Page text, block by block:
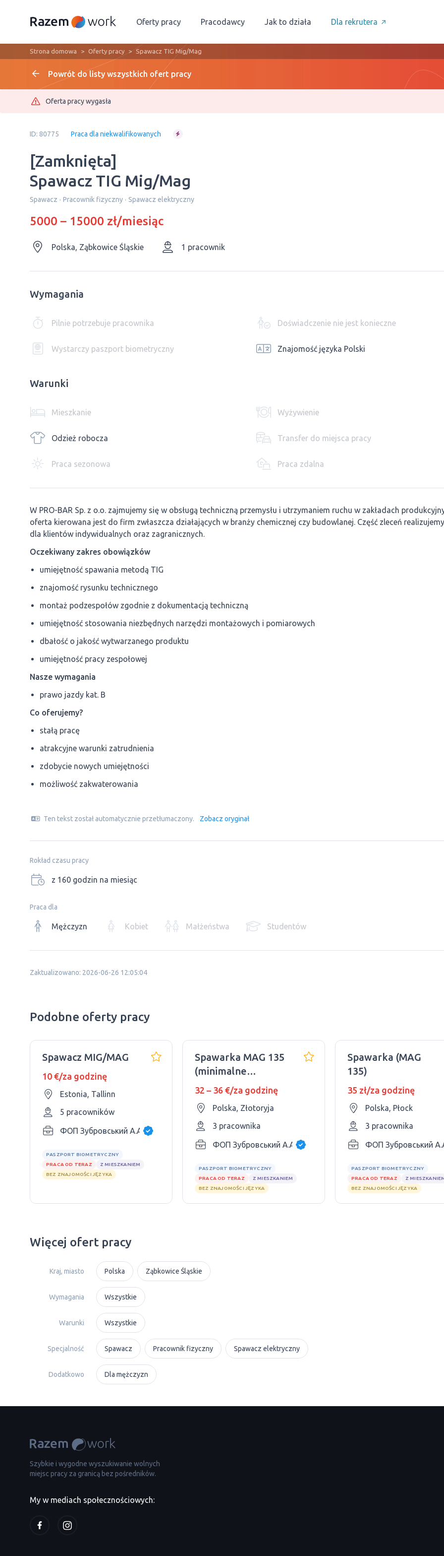
Oferty pracy Pracodawcy Jak to działa Dla rekrutera
Strona domowa Oferty pracy Spawacz TIG Mig/Mag
Powrót do listy wszystkich ofert pracy
Oferta pracy wygasła
ID: 80775 Praca dla niekwalifikowanych
[Zamknięta]
Spawacz TIG Mig/Mag
Spawacz Pracownik fizyczny Spawacz elektryczny
5000 – 15000 zł/miesiąc
Polska, Ząbkowice Śląskie 1 pracownik
Wymagania
Pilnie potrzebuje pracownika Doświadczenie nie jest konieczne
Wystarczy paszport biometryczny Znajomość języka Polski
Warunki
Mieszkanie Wyżywienie
Odzież robocza Transfer do miejsca pracy
Praca sezonowa Praca zdalna
W PRO-BAR Sp. z o.o. zajmujemy się w obsługą techniczną przemysłu i utrzymaniem ruchu w zakładach
oferta kierowana jest do firm zwłaszcza działających w branży chemicznej czy budowlanej. Część zleceń
dla klientów indywidualnych oraz zagranicznych.
Oczekiwany zakres obowiązków
umiejętność spawania metodą TIG
znajomość rysunku technicznego
montaż podzespołów zgodnie z dokumentacją techniczną
umiejętność stosowania niezbędnych narzędzi montażowych i pomiarowych
dbałość o jakość wytwarzanego produktu
umiejętność pracy zespołowej
Nasze wymagania
prawo jazdy kat. B
Co oferujemy?
stałą pracę
atrakcyjne warunki zatrudnienia
zdobycie nowych umiejętności
możliwość zakwaterowania
Ten tekst został automatycznie przetłumaczony. Zobacz oryginał
Rokład czasu pracy
z 160 godzin na miesiąc
Praca dla
Mężczyzn Kobiet Małżeństwa Studentów
Zaktualizowano: 2026-06-26 12:05:04
Podobne oferty pracy
Spawacz MIG/MAG
10 €/za godzinę
Estonia, Tallinn
5 pracowników
ФОП Зубровський А.А.
PASZPORT BIOMETRYCZNY
PRACA OD TERAZ
Z MIESZKANIEM
BEZ ZNAJOMOŚCI JĘZYKA
Spawarka MAG 135
(minimalne
doświadczenie)
32 – 36 €/za godzinę
Polska, Złotoryja
3 pracownika
ФОП Зубровський А.А.
PASZPORT BIOMETRYCZNY
PRACA OD TERAZ
Z MIESZKANIEM
BEZ ZNAJOMOŚCI JĘZYKA
Spawarka (MAG
135)
35 zł/za godzinę
Polska, Płock
3 pracownika
ФОП Зубровський
PASZPORT BIOMETRYCZNY
PRACA OD TERAZ
Z
BEZ ZNAJOMOŚCI JĘZYKA
Więcej ofert pracy
Kraj, miasto Polska Ząbkowice Śląskie
Wymagania Wszystkie
Warunki Wszystkie
Specjalność Spawacz Pracownik fizyczny Spawacz elektryczny
Dodatkowo Dla mężczyzn
Szybkie i wygodne wyszukiwanie wolnych
miejsc pracy za granicą bez pośredników.
My w mediach społecznościowych: